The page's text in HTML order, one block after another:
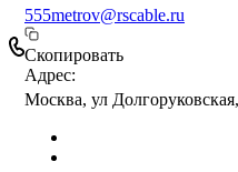
555metrov@rscable.ru
Скопировать
Адрес:
Москва, ул